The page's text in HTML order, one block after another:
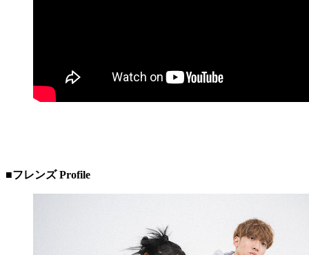
■フレンズ Profile